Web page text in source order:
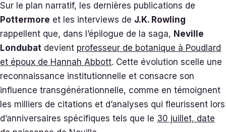
Sur le plan narratif, les dernières publications de
Pottermore et les interviews de J.K. Rowling
rappellent que, dans l’épilogue de la saga, Neville
Londubat devient professeur de botanique à Poudlard
et époux de Hannah Abbott. Cette évolution scelle une
reconnaissance institutionnelle et consacre son
influence transgénérationnelle, comme en témoignent
les milliers de citations et d’analyses qui fleurissent lors
d’anniversaires spécifiques tels que le 30 juillet, date